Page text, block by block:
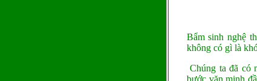
Bẩm sinh nghệ
không có gì là
Chúng ta đã có
bước văn minh